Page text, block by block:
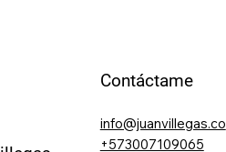
Contáctame
info@juanvillegas.co
+573007109065